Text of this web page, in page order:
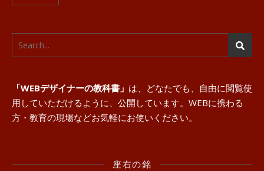
「WEBデザイナーの教科書」 は、どなたでも、自由に閲覧使
用していただけるように、公開しています。WEBに携わる
方・教育の現場などお気軽にお使いください。
座右の銘